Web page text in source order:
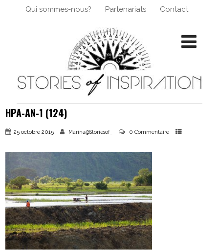
Qui sommes-nous? Partenariats Contact
HPA-AN-1 (124)
25 octobre 2015 Marina@Storiesof_ 0 Commentaire